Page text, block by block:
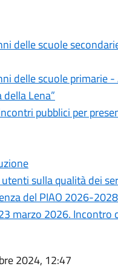
delle scuole
delle scuole primarie
Lena”
pubblici per
sulla qualità dei
del PIAO 2026-
marzo 2026. Incontro
2024, 12:47